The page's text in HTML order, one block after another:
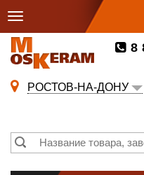
8
РОСТОВ-НА-ДОНУ